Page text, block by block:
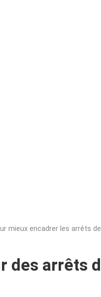
mieux encadrer les arrêts
des arrêts